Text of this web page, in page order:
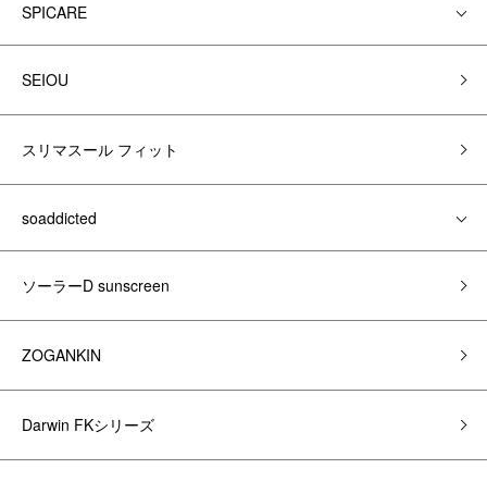
SPICARE
SEIOU
スリマスール フィット
soaddicted
ソーラーD sunscreen
ZOGANKIN
Darwin FKシリーズ